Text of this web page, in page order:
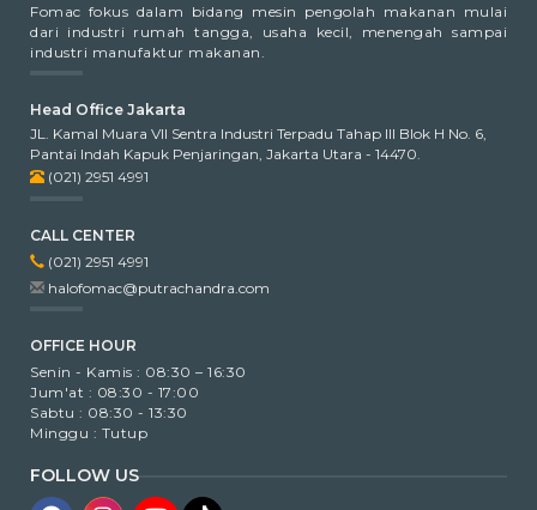
Fomac fokus dalam bidang mesin pengolah makanan mulai
dari industri rumah tangga, usaha kecil, menengah sampai
industri manufaktur makanan.
Head Office Jakarta
JL. Kamal Muara VII Sentra Industri Terpadu Tahap III Blok H No. 6,
Pantai Indah Kapuk Penjaringan, Jakarta Utara - 14470.
(021) 2951 4991
CALL CENTER
(021) 2951 4991
halofomac@putrachandra.com
OFFICE HOUR
Senin - Kamis : 08:30 – 16:30
Jum'at : 08:30 - 17:00
Sabtu : 08:30 - 13:30
Minggu : Tutup
FOLLOW US